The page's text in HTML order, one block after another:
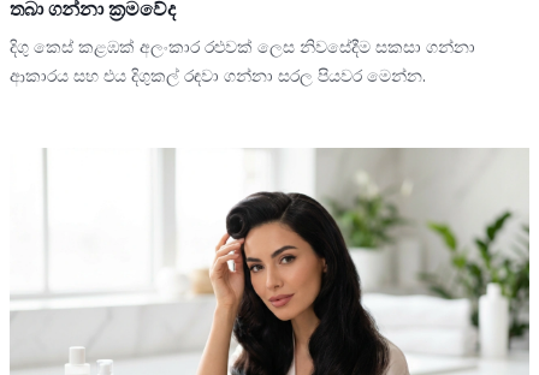
තබා ගන්නා ක්‍රමවේද
දිගු කෙස් කළඹක් අලංකාර රළුවක් ලෙස නිවසේදීම සකසා ගන්නා
ආකාරය සහ එය දිගුකල් රඳවා ගන්නා සරල පියවර මෙන්න.